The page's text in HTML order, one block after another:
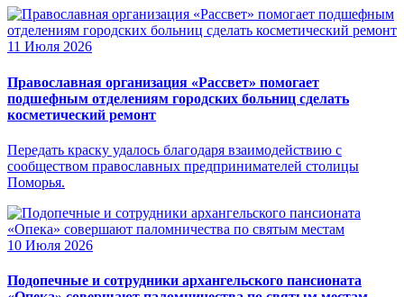
11 Июля 2026
Православная организация «Рассвет» помогает
подшефным отделениям городских больниц сделать
косметический ремонт
Передать краску удалось благодаря взаимодействию с
сообществом православных предпринимателей столицы
Поморья.
10 Июля 2026
Подопечные и сотрудники архангельского пансионата